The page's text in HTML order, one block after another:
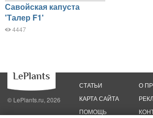
Савойская капуста
'Талер F1'
4447
© LePlants.ru, 2026
СТАТЬИ
КАРТА САЙТА
ПОМОЩЬ
О